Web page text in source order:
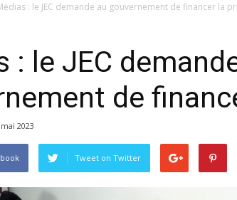
: le JEC demande au gouvernement de financer la
: le JEC
de
2023
Tweet on Twitter